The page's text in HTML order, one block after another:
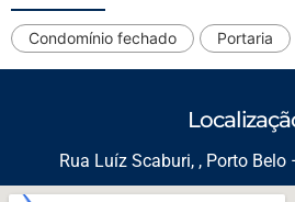
Condomínio fechado Portaria
Rua Luíz Scaburi, , Porto